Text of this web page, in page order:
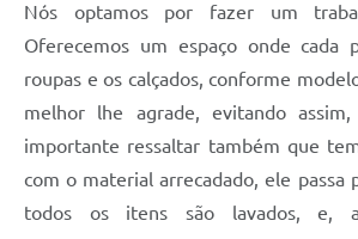
Nós optamos por fazer um
Oferecemos um espaço onde cada
roupas e os calçados, conforme
melhor lhe agrade, evitando
importante ressaltar também que
com o material arrecadado, ele passa
todos os itens são lavados, e,